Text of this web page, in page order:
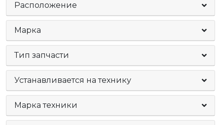
Расположение
Марка
Тип запчасти
Устанавливается на технику
Марка техники